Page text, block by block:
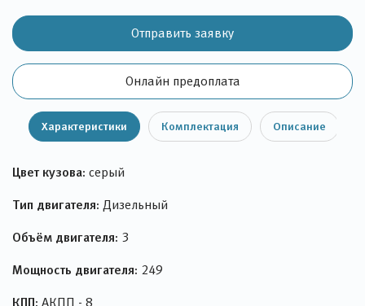
Онлайн предоплата
Отправить заявку
Характеристики Комплектация Описание
Цвет кузова: серый
Тип двигателя: Дизельный
Объём двигателя: 3
Мощность двигателя: 249
КПП: АКПП - 8